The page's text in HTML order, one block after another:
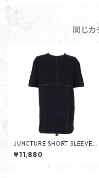
同じ
JUNCTURE SHORT SLEEVES
-BLACK-
¥11,880